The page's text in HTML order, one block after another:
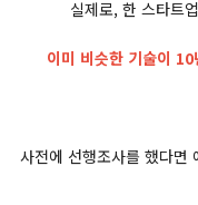
실제로, 한 스타트
이미 비슷한 기술이
사전에 선행조사를 했다면